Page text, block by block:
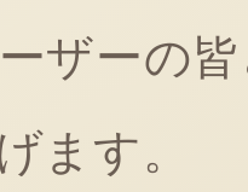
ザーの
ます。